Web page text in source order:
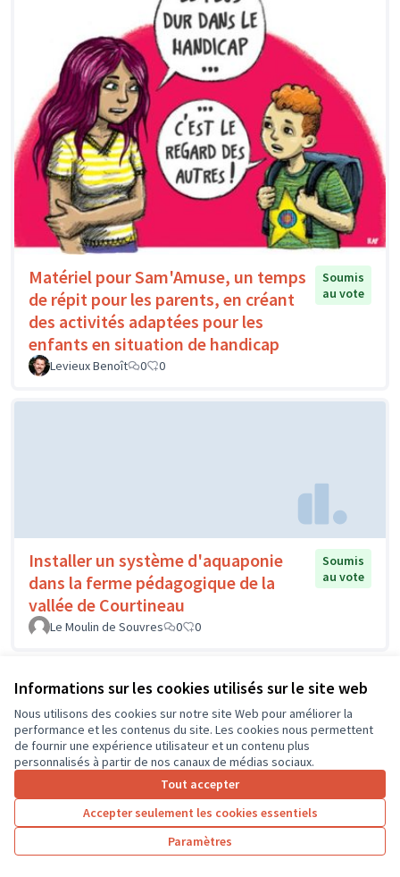
Informations sur les cookies utilisés sur le site web
Nous utilisons des cookies sur notre site Web pour améliorer la
performance et les contenus du site. Les cookies nous permettent
de fournir une expérience utilisateur et un contenu plus
personnalisés à partir de nos canaux de médias sociaux.
Tout accepter
Accepter seulement les cookies essentiels
Paramètres
Matériel pour Sam'Amuse, un temps
de répit pour les parents, en créant
des activités adaptées pour les
enfants en situation de handicap
Soumis
au vote
Levieux Benoît 0 0
Installer un système d'aquaponie
dans la ferme pédagogique de la
vallée de Courtineau
Soumis
au vote
Le Moulin de Souvres 0 0
Formation SRAV Permis Vélo Ecole
élémentaire La Ville aux Dames
Soumis